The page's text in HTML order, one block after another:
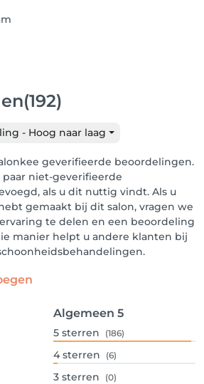
(192)
- Hoog naar laag
geverifieerde beoordelingen.
niet-geverifieerde
als u dit nuttig vindt. Als u
gemaakt bij dit salon, vragen we
te delen en een beoordeling
manier helpt u andere klanten bij
Algemeen 5
5 sterren (186)
4 sterren (6)
3 sterren (0)